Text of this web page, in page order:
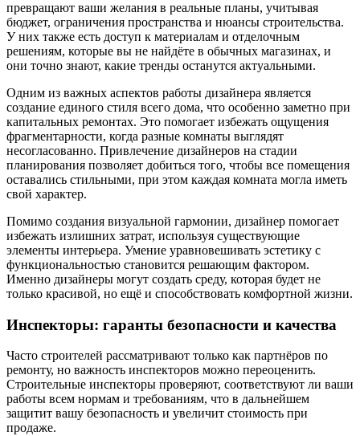
превращают ваши желания в реальные планы, учитывая
бюджет, ограничения пространства и нюансы строительства.
У них также есть доступ к материалам и отделочным
решениям, которые вы не найдёте в обычных магазинах, и
они точно знают, какие тренды останутся актуальными.
Одним из важных аспектов работы дизайнера является
создание единого стиля всего дома, что особенно заметно при
капитальных ремонтах. Это помогает избежать ощущения
фрагментарности, когда разные комнаты выглядят
несогласованно. Привлечение дизайнеров на стадии
планирования позволяет добиться того, чтобы все помещения
оставались стильными, при этом каждая комната могла иметь
свой характер.
Помимо создания визуальной гармонии, дизайнер помогает
избежать излишних затрат, используя существующие
элементы интерьера. Умение уравновешивать эстетику с
функциональностью становится решающим фактором.
Именно дизайнеры могут создать среду, которая будет не
только красивой, но ещё и способствовать комфортной жизни.
Инспекторы: гаранты безопасности и качества
Часто строителей рассматривают только как партнёров по
ремонту, но важность инспекторов можно переоценить.
Строительные инспекторы проверяют, соответствуют ли ваши
работы всем нормам и требованиям, что в дальнейшем
защитит вашу безопасность и увеличит стоимость при
продаже.